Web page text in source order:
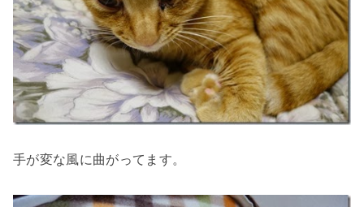
手が変な風に曲がってます。